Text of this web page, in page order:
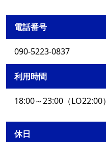
電話番号
090-5223-0837
利用時間
18:00～23:00（LO22:00）
休日